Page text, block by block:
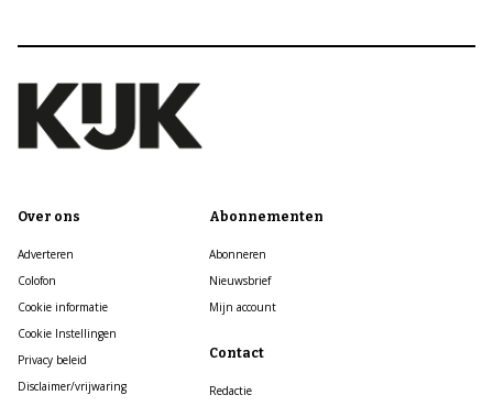
Over ons
Adverteren
Colofon
Cookie informatie
Cookie Instellingen
Privacy beleid
Disclaimer/vrijwaring
Abonnementen
Abonneren
Nieuwsbrief
Mijn account
Contact
Redactie